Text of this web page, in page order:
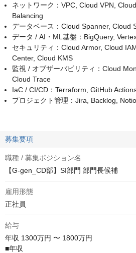
ネットワーク：VPC, Cloud VPN,
Balancing
データベース：Cloud Spanner, Cloud
データ / AI・ML基盤：BigQuery,
セキュリティ：Cloud Armor, Cloud
Center, Cloud KMS
監視 / オブザーバビリティ：Cloud
Cloud Trace
IaC / CI/CD：Terraform, GitHub
プロジェクト管理：Jira, Backlog,
募集要項
職種 / 募集ポジション名
【G-gen_CD部】SI部門 部門長候補
雇用形態
正社員
給与
年収 1300万円 〜 1800万円
■年収